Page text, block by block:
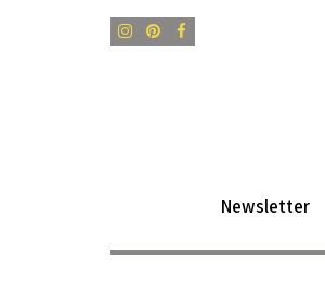
Facebook
Pinterest
Instagram
Newsletter